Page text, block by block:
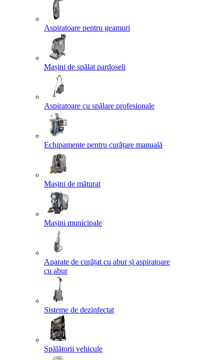
Aspiratoare pentru geamuri
Mașini de spălat pardoseli
Aspiratoare cu spălare profesionale
Echipamente pentru curățare manuală
Mașini de măturat
Mașini municipale
Aparate de curățat cu abur și aspiratoare
cu abur
Sisteme de dezinfectat
Spălătorii vehicule